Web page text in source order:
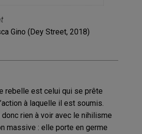
Gino (Dey Street, 2018)
rebelle est celui qui se prête
à laquelle il est soumis.
donc rien à voir avec le nihilisme
massive : elle porte en germe